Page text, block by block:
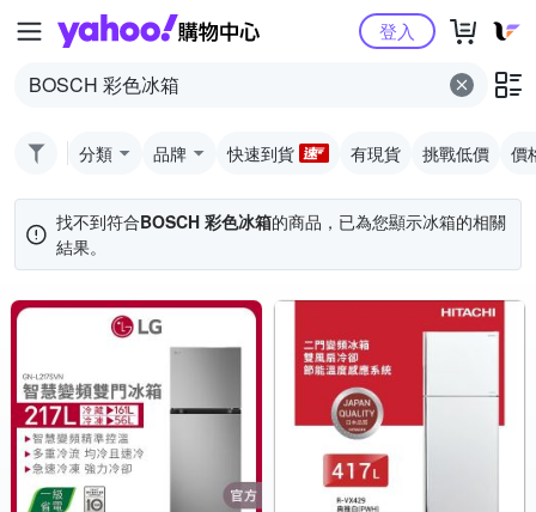
Yahoo購物中心登入
分類 品牌 快速到貨 有現貨 挑戰低價 價
找不到符合BOSCH 彩色冰箱的商品，已為您顯示冰箱的相關
結果。